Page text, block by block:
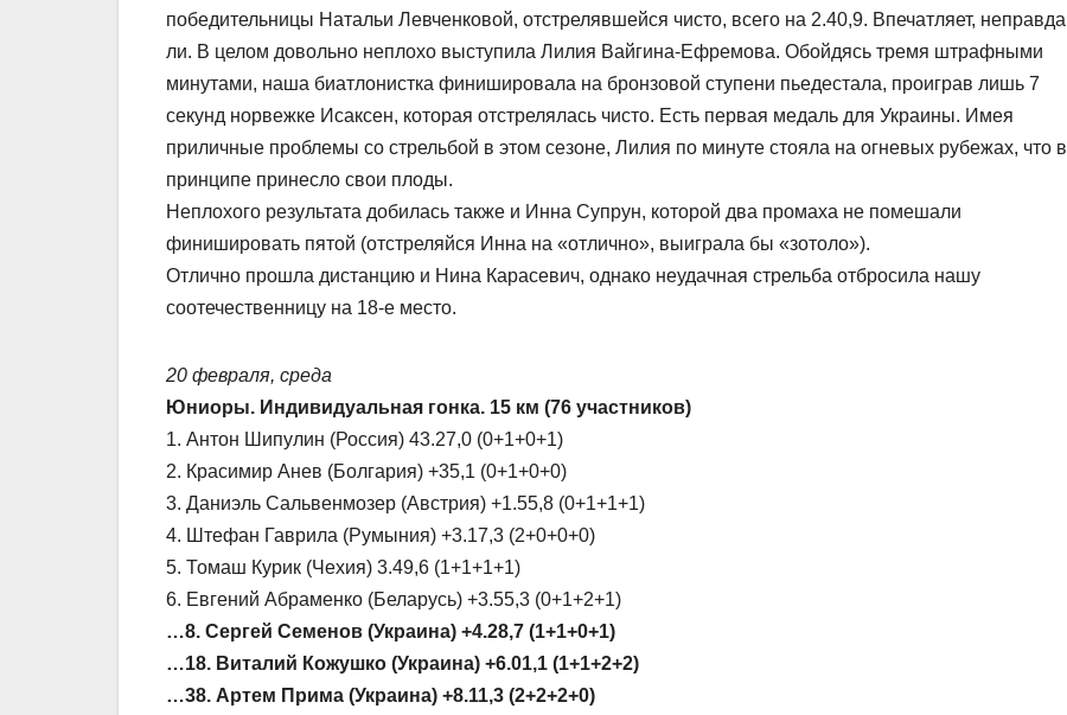
победительницы Натальи Левченковой, отстрелявшейся чисто, всего на 2.40,9. Впечатляет, неправда
ли. В целом довольно неплохо выступила Лилия Вайгина-Ефремова. Обойдясь тремя штрафными
минутами, наша биатлонистка финишировала на бронзовой ступени пьедестала, проиграв лишь 7
секунд норвежке Исаксен, которая отстрелялась чисто. Есть первая медаль для Украины. Имея
приличные проблемы со стрельбой в этом сезоне, Лилия по минуте стояла на огневых рубежах, что в
принципе принесло свои плоды.
Неплохого результата добилась также и Инна Супрун, которой два промаха не помешали
финишировать пятой (отстреляйся Инна на «отлично», выиграла бы «зотоло»).
Отлично прошла дистанцию и Нина Карасевич, однако неудачная стрельба отбросила нашу
соотечественницу на 18-е место.
20 февраля, среда
Юниоры. Индивидуальная гонка. 15 км (76 участников)
1. Антон Шипулин (Россия) 43.27,0 (0+1+0+1)
2. Красимир Анев (Болгария) +35,1 (0+1+0+0)
3. Даниэль Сальвенмозер (Австрия) +1.55,8 (0+1+1+1)
4. Штефан Гаврила (Румыния) +3.17,3 (2+0+0+0)
5. Томаш Курик (Чехия) 3.49,6 (1+1+1+1)
6. Евгений Абраменко (Беларусь) +3.55,3 (0+1+2+1)
…8. Сергей Семенов (Украина) +4.28,7 (1+1+0+1)
…18. Виталий Кожушко (Украина) +6.01,1 (1+1+2+2)
…38. Артем Прима (Украина) +8.11,3 (2+2+2+0)